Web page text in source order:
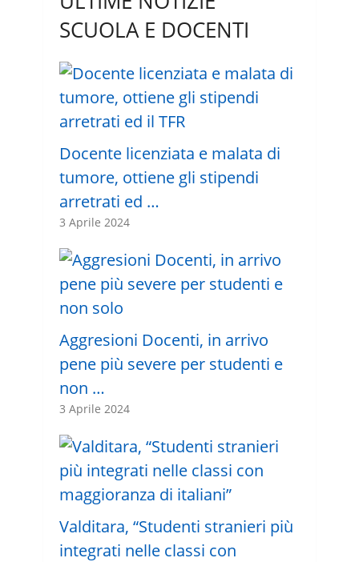
SCUOLA E DOCENTI
Docente licenziata e malata di
tumore, ottiene gli stipendi
arretrati ed …
3 Aprile 2024
Aggresioni Docenti, in arrivo
pene più severe per studenti e
non …
3 Aprile 2024
Valditara, “Studenti stranieri più
integrati nelle classi con